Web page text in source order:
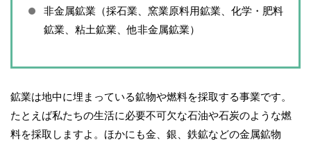
非金属鉱業（採石業、窯業原料用鉱業、化学・肥料
鉱業、粘土鉱業、他非金属鉱業）
鉱業は地中に埋まっている鉱物や燃料を採取する事業です。
たとえば私たちの生活に必要不可欠な石油や石炭のような燃
料を採取しますよ。ほかにも金、銀、鉄鉱などの金属鉱物